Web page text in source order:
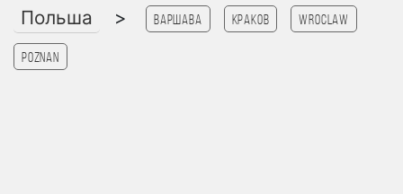
Польша > Варшава Краков Wroclaw
Poznan